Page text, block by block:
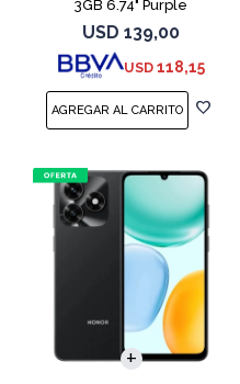
3GB 6.74" Purple
USD 139,00
USD 118,15
COMPARAR